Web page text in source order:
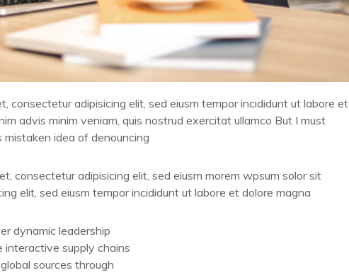
consectetur adipisicing elit, sed eiusm tempor incididunt ut labore et
advis minim veniam, quis nostrud exercitat ullamco But I must
idea of denouncing
consectetur adipisicing elit, sed eiusm morem wpsum solor sit
elit, sed eiusm tempor incididunt ut labore et dolore magna
dynamic leadership
interactive supply chains
sources through